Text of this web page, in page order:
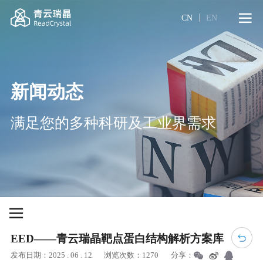
CN EN
新闻动态
满足您的多种科研及工业界需求
EED——青云瑞晶靶点蛋白结构解析方案库
发布日期：2025 . 06 . 12 浏览次数：1270 分享：